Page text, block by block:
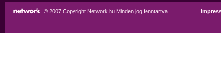
© 2007 Copyright Network.hu Minden jog fenntartva.